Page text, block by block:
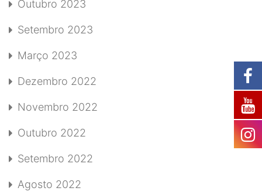
Outubro 2023
Setembro 2023
Março 2023
Dezembro 2022
Novembro 2022
Outubro 2022
Setembro 2022
Agosto 2022